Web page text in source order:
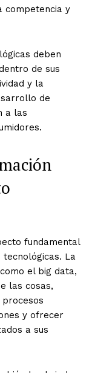
competencia y
deben
de sus
y la
de
a las
fundamental
La
el big data,
las cosas,
y ofrecer
a sus